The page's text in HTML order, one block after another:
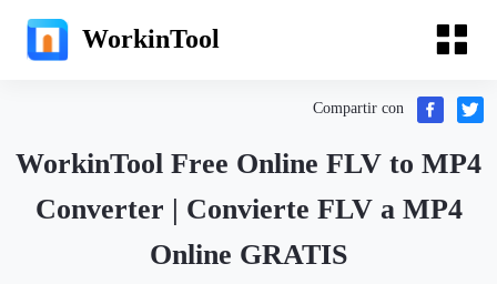
WorkinTool
Compartir con
WorkinTool Free Online FLV to MP4
Converter | Convierte FLV a MP4
Online GRATIS